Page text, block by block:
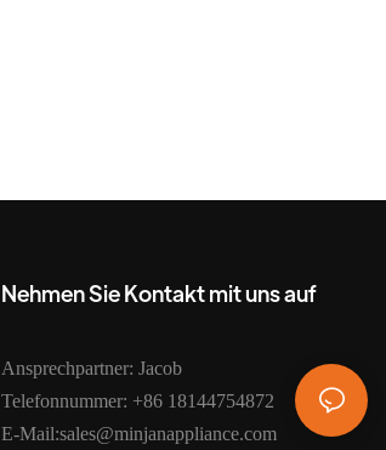
Nehmen Sie Kontakt mit uns auf
Ansprechpartner: Jacob
Telefonnummer: +86 18144754872
E-Mail:sales@minjanappliance.com